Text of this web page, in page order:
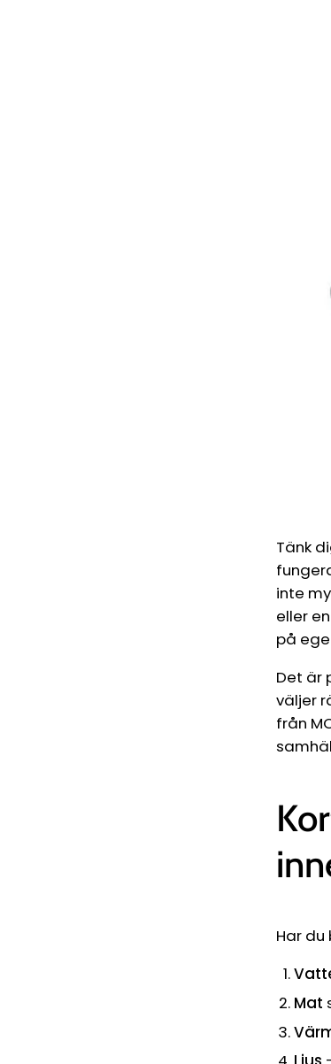
Tänk
inte
eller
på
Det är
väljer
från
Har
Mat